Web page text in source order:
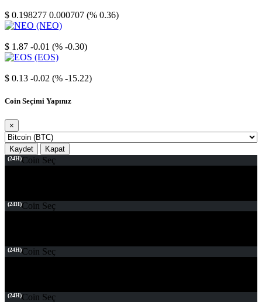
$ 0.198277 0.000707 (% 0.36)
$ 1.87 -0.01 (% -0.30)
$ 0.13 -0.02 (% -15.22)
Coin Seçimi Yapınız
×
Kaydet Kapat
(24H)Coin Seç
(24H)Coin Seç
(24H)Coin Seç
(24H)Coin Seç